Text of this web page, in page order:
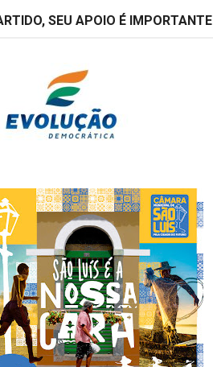
SEU APOIO É IMPORTANTE